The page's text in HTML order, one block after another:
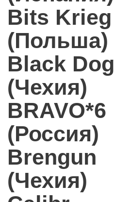
Bits Krieg
(Польша)
Black Dog
(Чехия)
BRAVO*6
(Россия)
Brengun
(Чехия)